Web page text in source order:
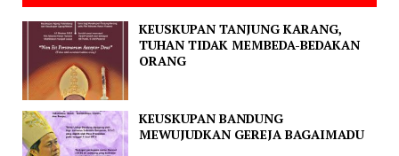
KEUSKUPAN TANJUNG KARANG,
TUHAN TIDAK MEMBEDA-BEDAKAN
ORANG
KEUSKUPAN BANDUNG
MEWUJUDKAN GEREJA BAGAIMADU